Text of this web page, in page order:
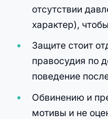
отсутствии
характер),
Защите стоит
правосудия по
поведение
Обвинению и
мотивы и не